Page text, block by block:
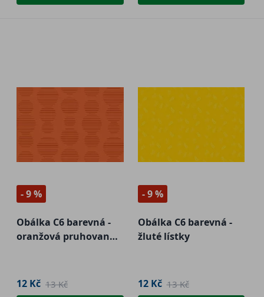
- 9 %
Obálka C6 barevná -
oranžová pruhovaná
12 Kč 13 Kč
- 9 %
Obálka C6 barevná -
žluté lístky
12 Kč 13 Kč